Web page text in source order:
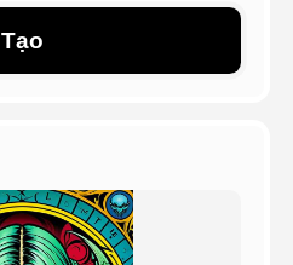
Tạo